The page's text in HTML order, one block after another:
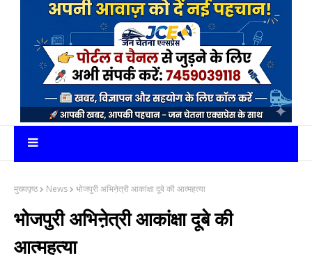
मुख्यपृष्ठ News भोजपुरी अभिने़त्री आकांक्षा दूबे की आत्महत्या
भोजपुरी अभिने़त्री आकांक्षा दूबे की
आत्महत्या